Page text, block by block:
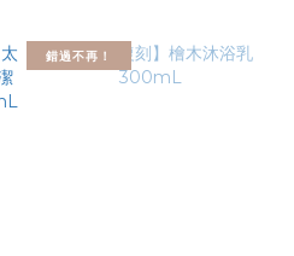
錯過不再！